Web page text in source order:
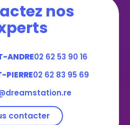
nos
ANDRE02 62 53 90 16
PIERRE02 62 83 95 69
contacter